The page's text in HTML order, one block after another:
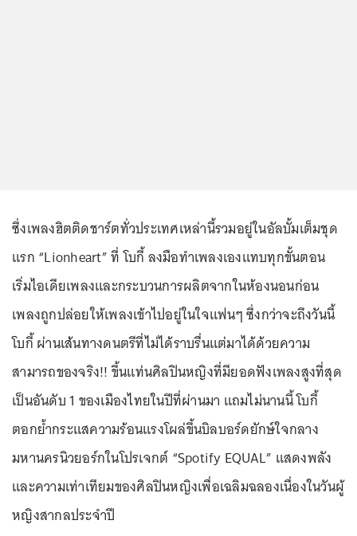
ซึ่งเพลงฮิตติดชาร์ตทั่วประเทศเหล่านี้รวมอยู่ในอัลบั้มเต็มชุด
แรก “Lionheart” ที่ โบกี้ ลงมือทำเพลงเองแทบทุกขั้นตอน
เริ่มไอเดียเพลงและกระบวนการผลิตจากในห้องนอนก่อน
เพลงถูกปล่อยให้เพลงเข้าไปอยู่ในใจแฟนๆ ซึ่งกว่าจะถึงวันนี้
โบกี้ ผ่านเส้นทางดนตรีที่ไม่ได้ราบรื่นแต่มาได้ด้วยความ
สามารถของจริง!! ขึ้นแท่นศิลปินหญิงที่มียอดฟังเพลงสูงที่สุด
เป็นอันดับ 1 ของเมืองไทยในปีที่ผ่านมา แถมไม่นานนี้ โบกี้
ตอกย้ำกระแสความร้อนแรงโผล่ขึ้นบิลบอร์ดยักษ์ใจกลาง
มหานครนิวยอร์กในโปรเจกต์ “Spotify EQUAL” แสดงพลัง
และความเท่าเทียมของศิลปินหญิงเพื่อเฉลิมฉลองเนื่องในวันผู้
หญิงสากลประจำปี